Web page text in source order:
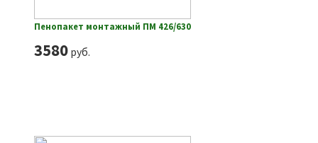
Пенопакет монтажный ПМ 426/630
3580руб.